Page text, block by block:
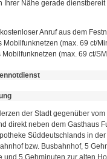
Ihrer Nähe gerade
Anruf aus dem
Mobilfunknetzen (max. 69 ct/
(max. 69 ct/
der Stadt gegenüber
direkt neben dem Gasthaus
Süddeutschlands in
bzw. Busbahnhof, 5
und 5 Gehminuten zur alten